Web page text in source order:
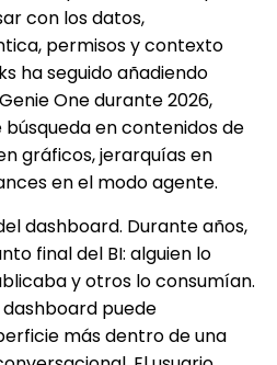
con los datos,
permisos y contexto
ha seguido añadiendo
One durante 2026,
en contenidos de
gráficos, jerarquías en
en el modo agente.
dashboard. Durante años,
final del BI: alguien lo
y otros lo consumían.
dashboard puede
más dentro de una